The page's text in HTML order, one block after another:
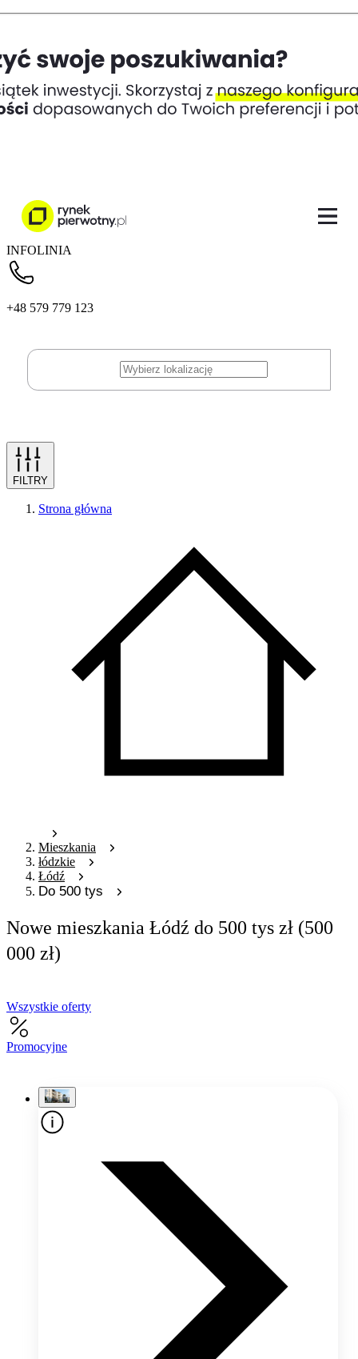
INFOLINIA
+48 579 779 123
FILTRY
Strona główna
Mieszkania
łódzkie
Łódź
Do 500 tys
Nowe mieszkania Łódź do 500 tys zł (500
000 zł)
Wszystkie oferty
Promocyjne